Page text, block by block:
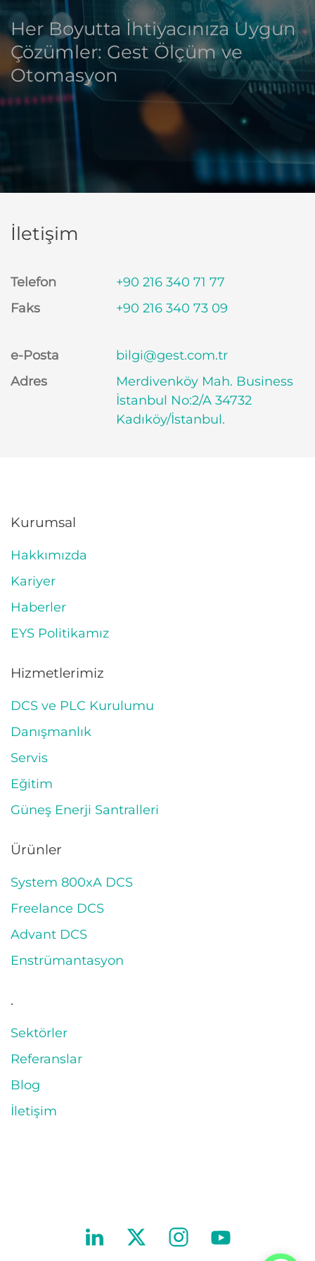
Her Boyutta İhtiyacınıza Uygun
Çözümler: Gest Ölçüm ve
Otomasyon
İletişim
Telefon
+90 216 340 71 77
Faks
+90 216 340 73 09
e-Posta
bilgi@gest.com.tr
Adres
Merdivenköy Mah. Business
İstanbul No:2/A 34732
Kadıköy/İstanbul.
Kurumsal
Hakkımızda
Kariyer
Haberler
EYS Politikamız
Hizmetlerimiz
DCS ve PLC Kurulumu
Danışmanlık
Servis
Eğitim
Güneş Enerji Santralleri
Ürünler
System 800xA DCS
Freelance DCS
Advant DCS
Enstrümantasyon
.
Sektörler
Referanslar
Blog
İletişim